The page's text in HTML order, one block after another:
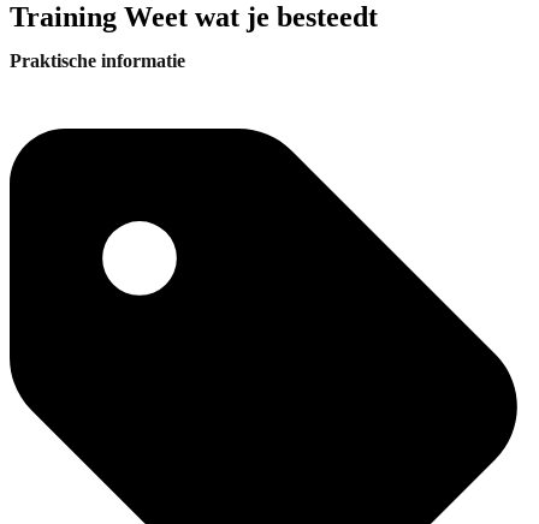
Training Weet wat je besteedt
Praktische informatie